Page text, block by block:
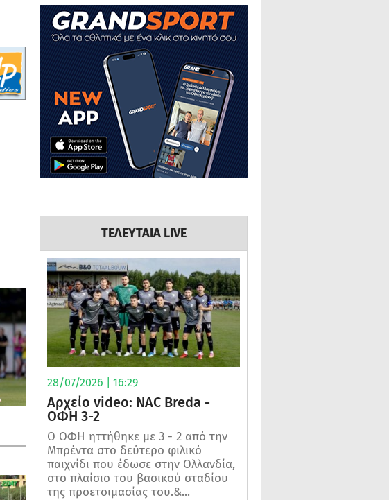
ΤΕΛΕΥΤΑΙΑ LIVE
28/07/2026 | 16:29
Αρχείο video: NAC Breda -
ΟΦΗ 3-2
Ο ΟΦΗ ηττήθηκε με 3 - 2 από την
Μπρέντα στο δεύτερο φιλικό
παιχνίδι που έδωσε στην Ολλανδία,
στο πλαίσιο του βασικού σταδίου
της προετοιμασίας του.&...